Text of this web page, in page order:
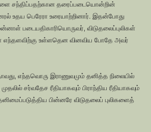
சந்திப்பதற்கான தரைப்படையொன்றின்
உதய பெரேரா உரையாற்றினார். இதன்போது
படையதிகாரியொருவர், விடுதலைப்புலிகள்
எந்தளவிற்கு உள்ளதென வினவிய போதே அவர்
எந்தவொரு இராணுவமும் தனித்த நிலையில்
சர்வதேச ரீதியாகவும் பிராந்திய ரீதியாகவும்
பின்னரே விடுதலைப் புலிகளைத்